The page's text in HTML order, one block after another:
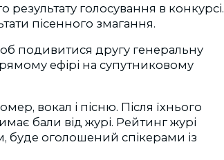
результату голосування в конкурсі.
пісенного змагання.
подивитися другу генеральну
ефірі на супутниковому
вокал і пісню. Після їхнього
бали від журі. Рейтинг журі
буде оголошений спікерами із